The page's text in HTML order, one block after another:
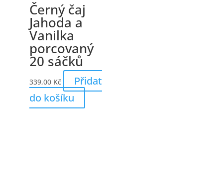
Černý čaj
Jahoda a
Vanilka
porcovaný
20 sáčků
339,00 Kč
Přidat
do košíku